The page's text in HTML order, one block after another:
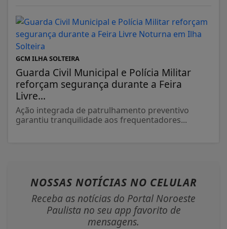
GCM ILHA SOLTEIRA
Guarda Civil Municipal e Polícia Militar
reforçam segurança durante a Feira
Livre...
Ação integrada de patrulhamento preventivo
garantiu tranquilidade aos frequentadores...
NOSSAS NOTÍCIAS NO CELULAR
Receba as notícias do Portal Noroeste
Paulista no seu app favorito de
mensagens.